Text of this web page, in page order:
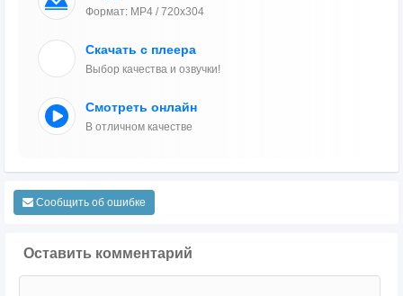
Формат: MP4 / 720x304
Скачать с плеера
Выбор качества и озвучки!
Смотреть онлайн
В отличном качестве
Сообщить об ошибке
Оставить комментарий